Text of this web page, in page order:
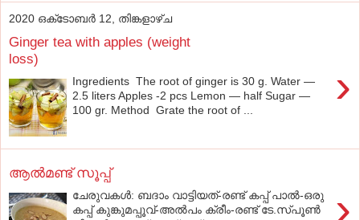
2020 ഒക്‌ടോബർ 12, തിങ്കളാഴ്‌ച
Ginger tea with apples (weight
loss)
›
Ingredients The root of ginger is 30 g. Water —
2.5 liters Apples -2 pcs Lemon — half Sugar —
100 gr. Method Grate the root of ...
ആല്‍മണ്ട് സൂപ്പ്
›
ചേരുവകൾ: ബദാം വാട്ടിയത്-രണ്ട് കപ്പ് പാല്‍-ഒരു
കപ്പ് കുങ്കുമപ്പൂവ്-അല്‍പം ക്രീം-രണ്ട് ടേ.സ്പൂണ്‍